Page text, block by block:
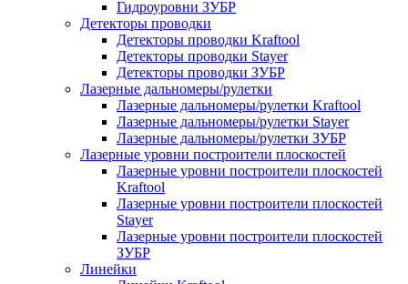
Гидроуровни ЗУБР
Детекторы проводки
Детекторы проводки Kraftool
Детекторы проводки Stayer
Детекторы проводки ЗУБР
Лазерные дальномеры/рулетки
Лазерные дальномеры/рулетки Kraftool
Лазерные дальномеры/рулетки Stayer
Лазерные дальномеры/рулетки ЗУБР
Лазерные уровни построители плоскостей
Лазерные уровни построители плоскостей
Kraftool
Лазерные уровни построители плоскостей
Stayer
Лазерные уровни построители плоскостей
ЗУБР
Линейки